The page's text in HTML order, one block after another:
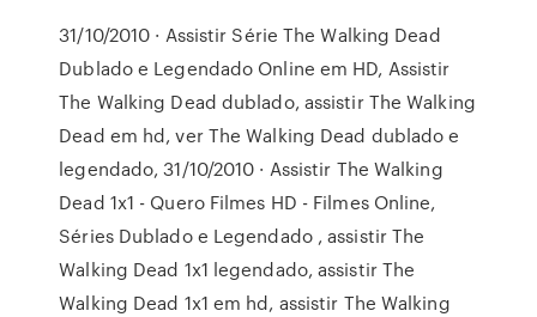
31/10/2010 · Assistir Série The Walking Dead
Dublado e Legendado Online em HD, Assistir
The Walking Dead dublado, assistir The Walking
Dead em hd, ver The Walking Dead dublado e
legendado, 31/10/2010 · Assistir The Walking
Dead 1x1 - Quero Filmes HD - Filmes Online,
Séries Dublado e Legendado , assistir The
Walking Dead 1x1 legendado, assistir The
Walking Dead 1x1 em hd, assistir The Walking